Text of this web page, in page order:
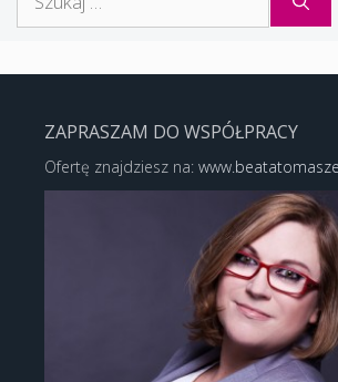
ZAPRASZAM DO WSPÓŁPRACY
Ofertę znajdziesz na: